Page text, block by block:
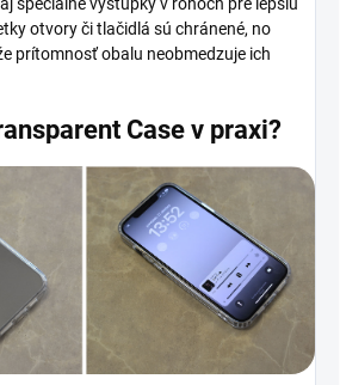
otvory či tlačidlá sú chránené, no
prítomnosť obalu neobmedzuje ich
Case v praxi?